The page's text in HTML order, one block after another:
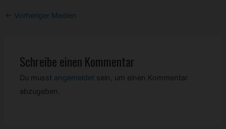
Post
← Vorheriger Medien
Schreibe einen Kommentar
Du musst angemeldet sein, um einen Kommentar
abzugeben.